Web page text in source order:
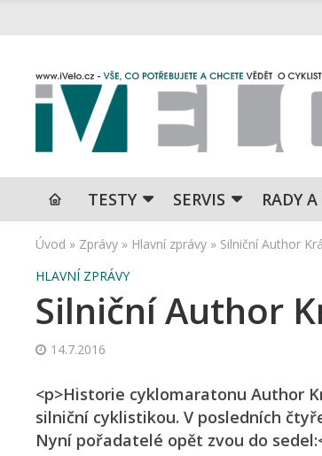
TESTY SERVIS RADY
Úvod » Zprávy » Hlavní zprávy » Silniční Author
HLAVNÍ ZPRÁVY
Silniční Author
14.7.2016
<p>Historie cyklomaratonu Author
silniční cyklistikou. V posledních
Nyní pořadatelé opět zvou do